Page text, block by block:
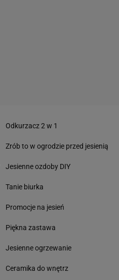
Odkurzacz 2 w 1
Zrób to w ogrodzie przed jesienią
Jesienne ozdoby DIY
Tanie biurka
Promocje na jesień
Piękna zastawa
Jesienne ogrzewanie
Ceramika do wnętrz